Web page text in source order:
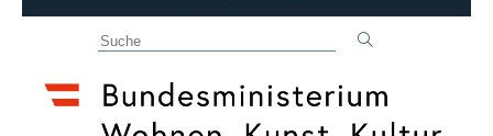
MITTEILUNGEN